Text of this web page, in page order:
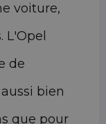
voiture,
de
bien
que pour